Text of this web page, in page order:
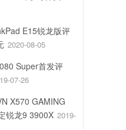
E15锐龙版评
2020-08-05
Super首发评
07-26
X570 GAMING
锐龙9 3900X 2019-